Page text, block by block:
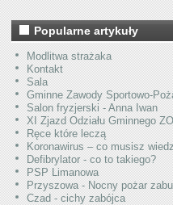
Popularne artykuły
Modlitwa strażaka
Kontakt
Sala
Gminne Zawody Sportowo-
Salon fryzjerski - Anna Iwan
XI Zjazd Odziału Gminnego
Ręce które leczą
Koronawirus – co musisz
Defibrylator - co to takiego?
PSP Limanowa
Przyszowa - Nocny pożar
Czad - cichy zabójca